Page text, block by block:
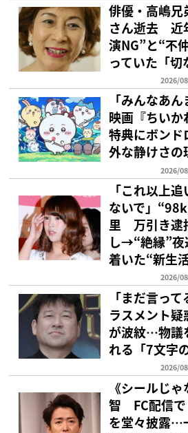
俳優・高嶋
さん逝去 近
演NG”と“不
っていた「切
2026/
「みんなあ
映画『ちい
特典にボンド
外な静けさの
2026/
「これ以上
ないで」
里 万引き逮
し→“絶縁”夜
着いた“新生
2026/
「まだ言っ
ラスメント
が波紋…物議
れる「7文字
2026/
《シールじ
智 FC配信で
を堂々披露…